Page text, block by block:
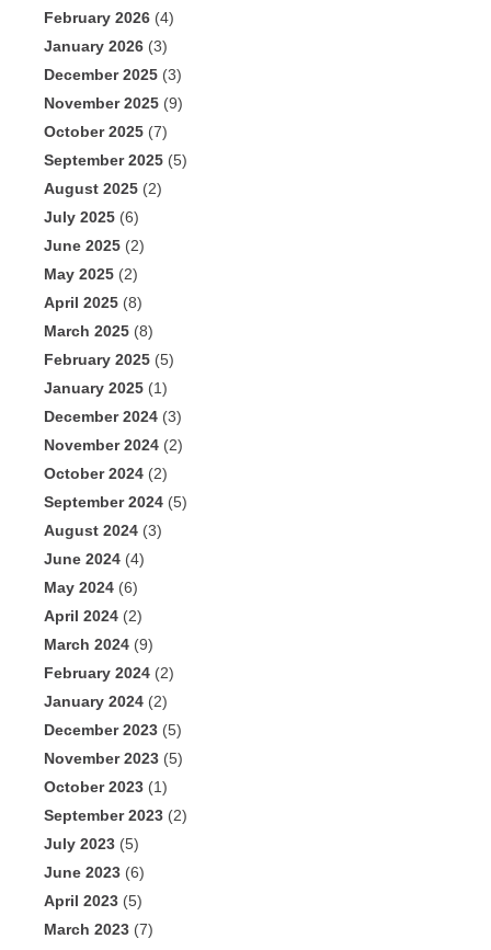
February 2026 (4)
January 2026 (3)
December 2025 (3)
November 2025 (9)
October 2025 (7)
September 2025 (5)
August 2025 (2)
July 2025 (6)
June 2025 (2)
May 2025 (2)
April 2025 (8)
March 2025 (8)
February 2025 (5)
January 2025 (1)
December 2024 (3)
November 2024 (2)
October 2024 (2)
September 2024 (5)
August 2024 (3)
June 2024 (4)
May 2024 (6)
April 2024 (2)
March 2024 (9)
February 2024 (2)
January 2024 (2)
December 2023 (5)
November 2023 (5)
October 2023 (1)
September 2023 (2)
July 2023 (5)
June 2023 (6)
April 2023 (5)
March 2023 (7)